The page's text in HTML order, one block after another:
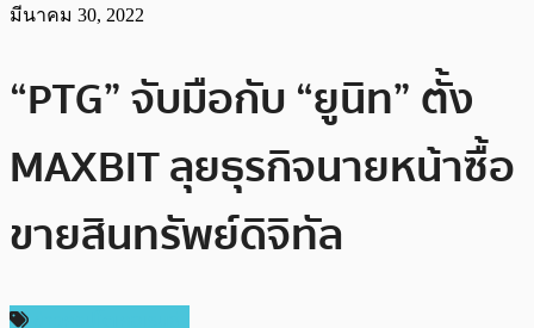
มีนาคม 30, 2022
“PTG” จับมือกับ “ยูนิท” ตั้ง
MAXBIT ลุยธุรกิจนายหน้าซื้อ
ขายสินทรัพย์ดิจิทัล